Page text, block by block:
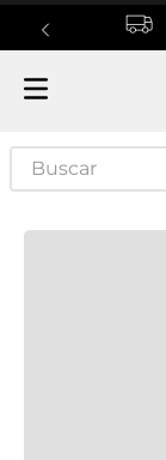
Buscar
Especificações